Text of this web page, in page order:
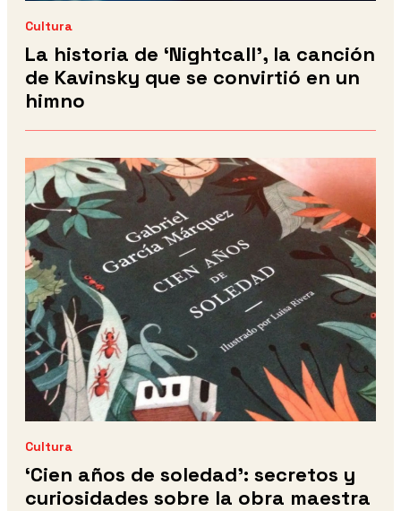
Cultura
La historia de ‘Nightcall’, la canción
de Kavinsky que se convirtió en un
himno
Cultura
‘Cien años de soledad': secretos y
curiosidades sobre la obra maestra